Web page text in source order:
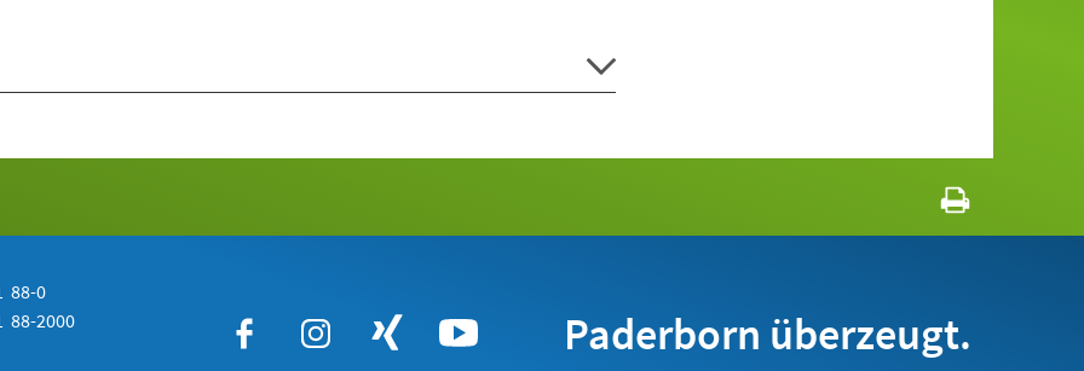
88-0
88-2000 Paderborn überzeugt.